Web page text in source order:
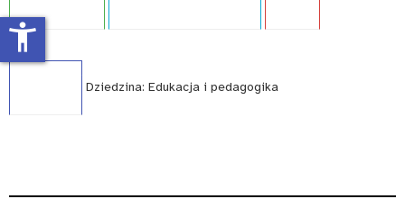
Dziedzina: Edukacja i pedagogika
accessibility_new